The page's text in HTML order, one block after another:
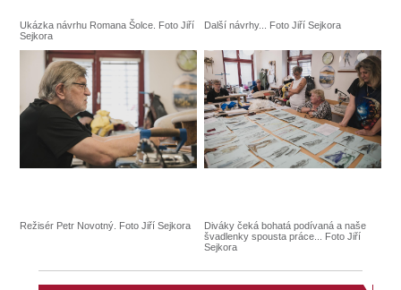
Ukázka návrhu Romana Šolce. Foto Jiří
Sejkora
Další návrhy... Foto Jiří Sejkora
Režisér Petr Novotný. Foto Jiří Sejkora
Diváky čeká bohatá podívaná a naše
švadlenky spousta práce... Foto Jiří
Sejkora